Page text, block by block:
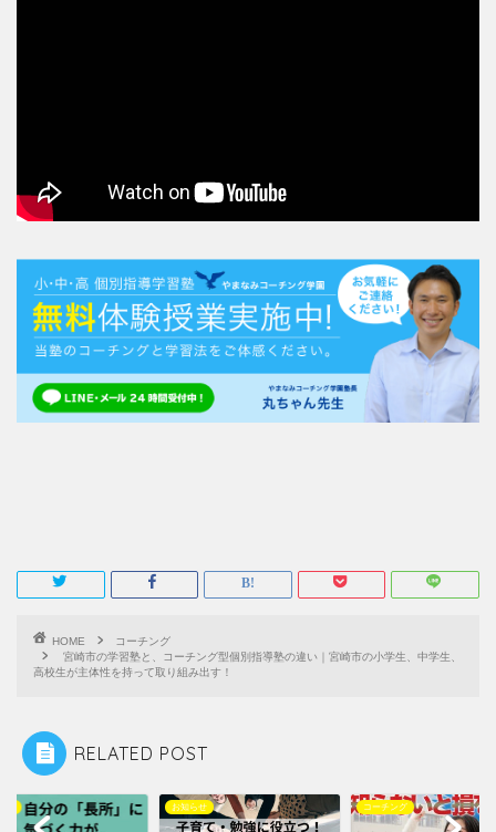
HOME
コーチング
宮崎市の学習塾と、コーチング型個別指導塾の違い｜宮崎市の小学生、中学生、
高校生が主体性を持って取り組み出す！
RELATED POST
コーチング お知らせ